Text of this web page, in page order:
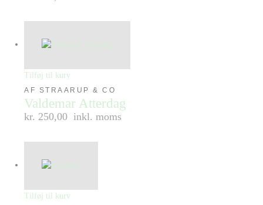
Tilføj til kurv
AF STRAARUP & CO
Valdemar Atterdag
kr. 250,00 inkl. moms
Tilføj til kurv